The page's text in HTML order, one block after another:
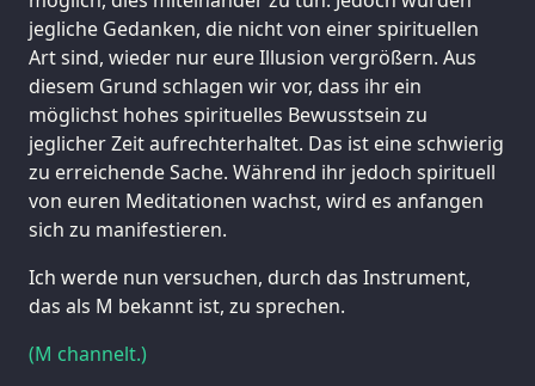
jegliche Gedanken, die nicht von einer spirituellen
Art sind, wieder nur eure Illusion vergrößern. Aus
diesem Grund schlagen wir vor, dass ihr ein
möglichst hohes spirituelles Bewusstsein zu
jeglicher Zeit aufrechterhaltet. Das ist eine schwierig
zu erreichende Sache. Während ihr jedoch spirituell
von euren Meditationen wachst, wird es anfangen
sich zu manifestieren.
Ich werde nun versuchen, durch das Instrument,
das als M bekannt ist, zu sprechen.
(M channelt.)